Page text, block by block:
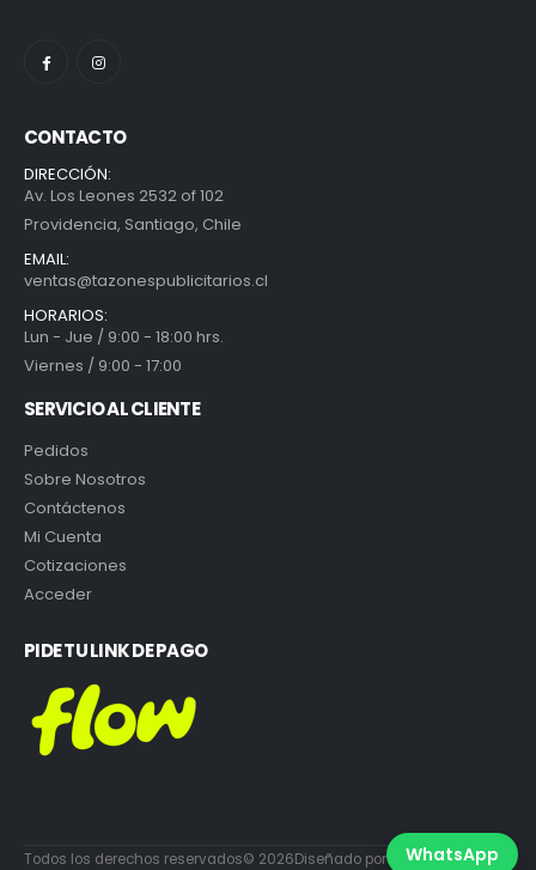
CONTACTO
DIRECCIÓN:
Av. Los Leones 2532 of 102
Providencia, Santiago, Chile
EMAIL:
ventas@tazonespublicitarios.cl
HORARIOS:
Lun - Jue / 9:00 - 18:00 hrs.
Viernes / 9:00 - 17:00
SERVICIO AL CLIENTE
Pedidos
Sobre Nosotros
Contáctenos
Mi Cuenta
Cotizaciones
Acceder
PIDE TU LINK DE PAGO
Todos los derechos reservados© 2026Diseñado por DiabloEstudio.cl
WhatsApp